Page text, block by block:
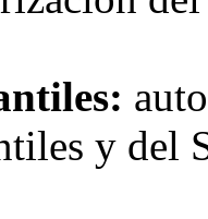
y del